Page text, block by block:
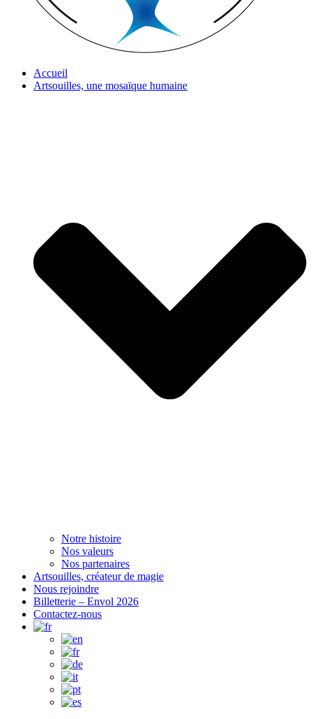
Accueil
Artsouilles, une mosaïque humaine
Notre histoire
Nos valeurs
Nos partenaires
Artsouilles, créateur de magie
Nous rejoindre
Billetterie – Envol 2026
Contactez-nous